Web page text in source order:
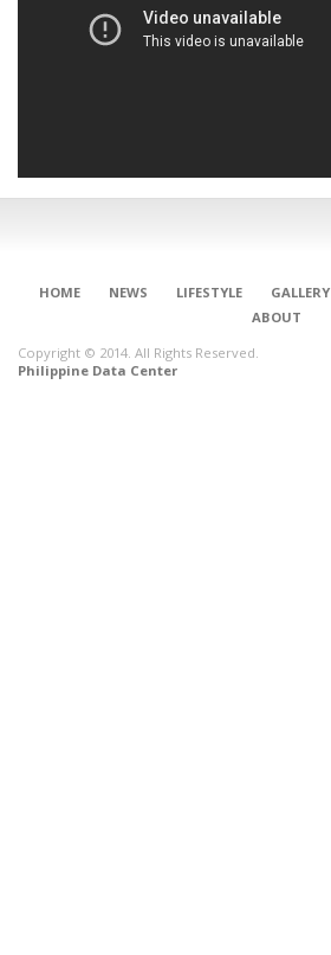
HOME NEWS LIFESTYLE GALLERY
ABOUT
Copyright © 2014. All Rights Reserved.
Philippine Data Center